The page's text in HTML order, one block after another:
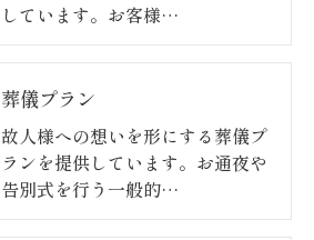
しています。お客様…
葬儀プラン
故人様への想いを形にする葬儀プ
ランを提供しています。お通夜や
告別式を行う一般的…